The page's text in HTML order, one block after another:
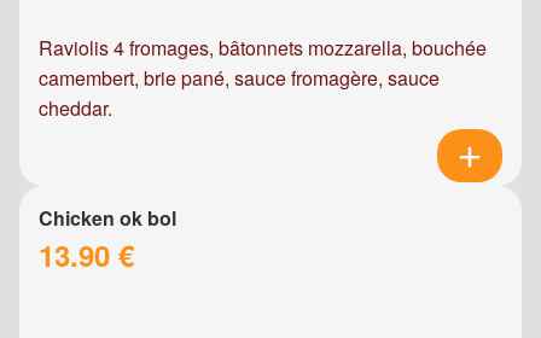
Raviolis 4 fromages, bâtonnets mozzarella, bouchée
camembert, brie pané, sauce fromagère, sauce
cheddar.
Chicken ok bol
13.90 €